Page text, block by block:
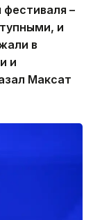
–
и
в
и
Максат